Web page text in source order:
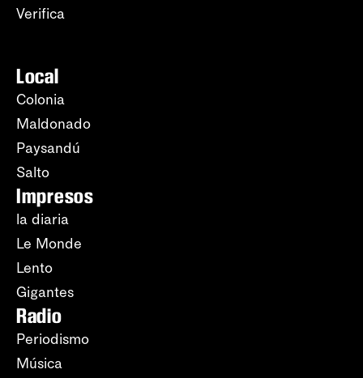
Verifica
Local
Colonia
Maldonado
Paysandú
Salto
Impresos
la diaria
Le Monde
Lento
Gigantes
Radio
Periodismo
Música